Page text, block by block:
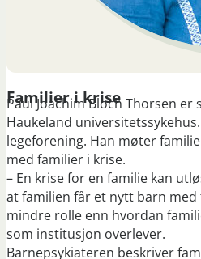
Familier i krise
Paul Joachim Bloch Thorsen
Haukeland
legeforening. Han møter
med familier i krise.
– En krise for en familie kan
at familien får et nytt barn
mindre rolle enn hvordan
som institusjon overlever.
Barnepsykiateren beskriver